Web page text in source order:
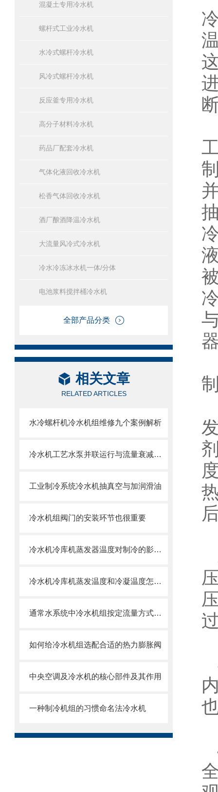
混凝土专用冷水机
螺杆式工业冷水机
水冷式螺杆冷水机
风冷式螺杆冷水机
反应釜专用冷水机
高分子材料冷水机
药品厂配套冷水机
气体化液回收冷水机
松香气体回收冷水机
酒厂酿酒降温冷水机
大流量风冷式冷水机
冷水冷冻冰水机一体/分体
电池浆料搅拌桶冷水机
全部产品分类
相关文章
RELATED ARTICLES
水冷螺杆机冷水机组维修九个案例解析
冷水机工艺水泵并联运行与流量衰减问题
工业制冷系统冷水机抽真空与加润滑油
冷水机组阀门的安装环节也很重要
冷水机冷库机蒸发器温度对制冷的影响与调节
冷水机冷库机蒸发温度和冷凝温度怎么确定
通常水系统中冷水机组按定流量方式运行
如何给冷水机组选配合适的热力膨胀阀
中央空调及冷水机的核心部件及其作用
一种制冷机组的习惯命名法冷水机